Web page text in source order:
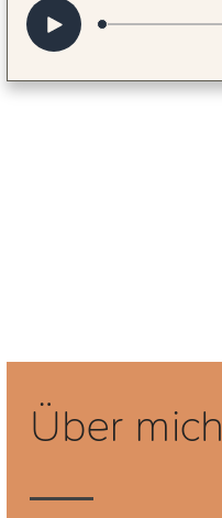
Über mich